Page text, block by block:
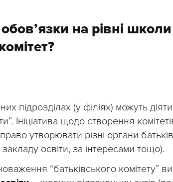
на рівні
підрозділах (у філіях) можуть
Ініціатива щодо створення
утворювати різні органи
освіти, за інтересами тощо).
“батьківського комітету”